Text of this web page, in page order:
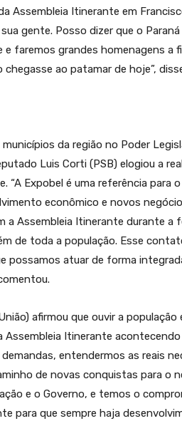
Assembleia Itinerante em
gente. Posso dizer que o
e faremos grandes homenagens a
ao patamar de hoje”,
da região no Poder
Luis Corti (PSB) elogiou a
“A Expobel é uma referência para
econômico e novos
a Assembleia Itinerante durante a
de toda a população. Esse
possamos atuar de forma
afirmou que ouvir a população
Itinerante
entendermos as reais
de novas conquistas para o
e o Governo, e temos o
para que sempre haja